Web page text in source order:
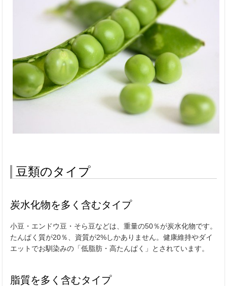
豆類のタイプ
炭水化物を多く含むタイプ
小豆・エンドウ豆・そら豆などは、重量の50％が炭水化物です。
たんぱく質が20％、資質が2%しかありません。健康維持やダイ
エットでお馴染みの「低脂肪・高たんぱく」とされています。
脂質を多く含むタイプ